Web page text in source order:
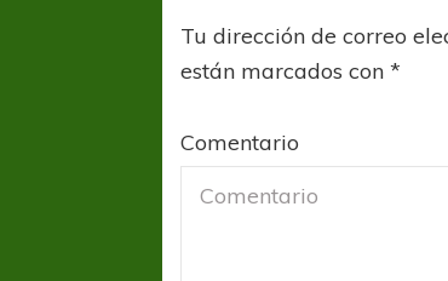
Tu dirección de correo
están marcados con*
Comentario